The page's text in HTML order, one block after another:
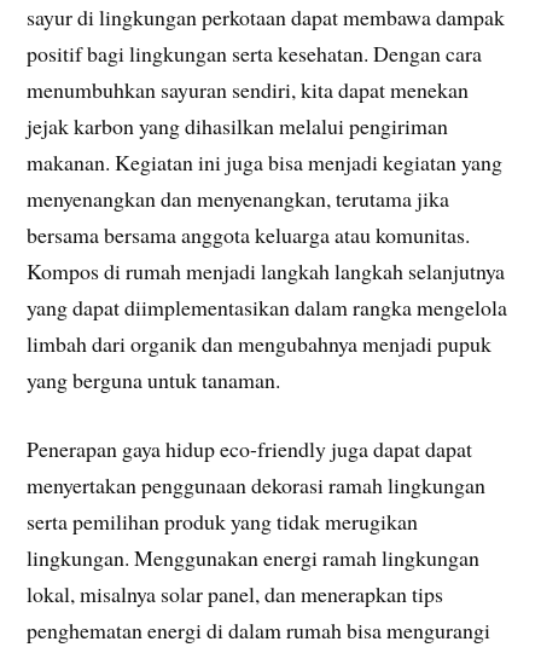
sayur di lingkungan perkotaan dapat membawa dampak
positif bagi lingkungan serta kesehatan. Dengan cara
menumbuhkan sayuran sendiri, kita dapat menekan
jejak karbon yang dihasilkan melalui pengiriman
makanan. Kegiatan ini juga bisa menjadi kegiatan yang
menyenangkan dan menyenangkan, terutama jika
bersama bersama anggota keluarga atau komunitas.
Kompos di rumah menjadi langkah langkah selanjutnya
yang dapat diimplementasikan dalam rangka mengelola
limbah dari organik dan mengubahnya menjadi pupuk
yang berguna untuk tanaman.
Penerapan gaya hidup eco-friendly juga dapat dapat
menyertakan penggunaan dekorasi ramah lingkungan
serta pemilihan produk yang tidak merugikan
lingkungan. Menggunakan energi ramah lingkungan
lokal, misalnya solar panel, dan menerapkan tips
penghematan energi di dalam rumah bisa mengurangi